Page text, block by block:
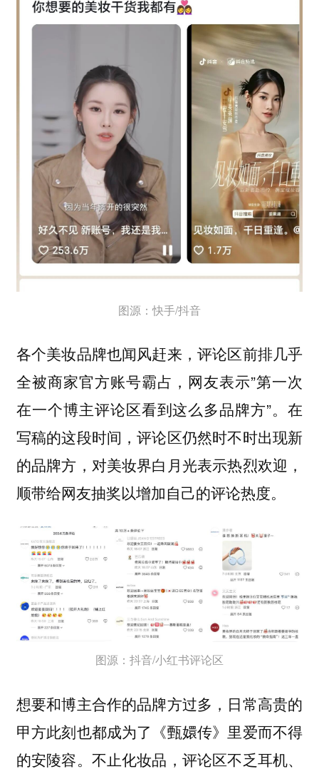
图源：快手/抖音
各个美妆品牌也闻风赶来，评论区前排几乎
全被商家官方账号霸占，网友表示”第一次
在一个博主评论区看到这么多品牌方”。在
写稿的这段时间，评论区仍然时不时出现新
的品牌方，对美妆界白月光表示热烈欢迎，
顺带给网友抽奖以增加自己的评论热度。
图源：抖音/小红书评论区
想要和博主合作的品牌方过多，日常高贵的
甲方此刻也都成为了《甄嬛传》里爱而不得
的安陵容。不止化妆品，评论区不乏耳机、